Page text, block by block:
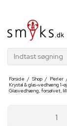
Indtast søgning
Forside / Shop / Perler
Krystal & glas-vedhæng 1-
Glasvedhæng, forsølvet,